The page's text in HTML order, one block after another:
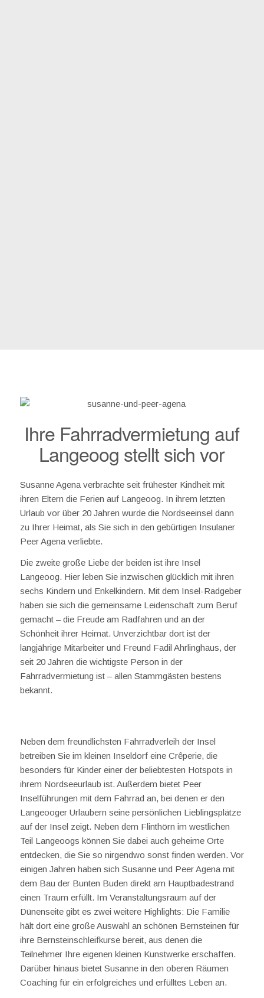
Ihre Fahrradvermietung auf
Langeoog stellt sich vor
Susanne Agena verbrachte seit frühester Kindheit mit
ihren Eltern die Ferien auf Langeoog. In ihrem letzten
Urlaub vor über 20 Jahren wurde die Nordseeinsel dann
zu Ihrer Heimat, als Sie sich in den gebürtigen Insulaner
Peer Agena verliebte.
Die zweite große Liebe der beiden ist ihre Insel
Langeoog. Hier leben Sie inzwischen glücklich mit ihren
sechs Kindern und Enkelkindern. Mit dem Insel-Radgeber
haben sie sich die gemeinsame Leidenschaft zum Beruf
gemacht – die Freude am Radfahren und an der
Schönheit ihrer Heimat. Unverzichtbar dort ist der
langjährige Mitarbeiter und Freund Fadil Ahrlinghaus, der
seit 20 Jahren die wichtigste Person in der
Fahrradvermietung ist – allen Stammgästen bestens
bekannt.
Neben dem freundlichsten Fahrradverleih der Insel
betreiben Sie im kleinen Inseldorf eine Crêperie, die
besonders für Kinder einer der beliebtesten Hotspots in
ihrem Nordseeurlaub ist. Außerdem bietet Peer
Inselführungen mit dem Fahrrad an, bei denen er den
Langeooger Urlaubern seine persönlichen Lieblingsplätze
auf der Insel zeigt. Neben dem Flinthörn im westlichen
Teil Langeoogs können Sie dabei auch geheime Orte
entdecken, die Sie so nirgendwo sonst finden werden. Vor
einigen Jahren haben sich Susanne und Peer Agena mit
dem Bau der Bunten Buden direkt am Hauptbadestrand
einen Traum erfüllt. Im Veranstaltungsraum auf der
Dünenseite gibt es zwei weitere Highlights: Die Familie
hält dort eine große Auswahl an schönen Bernsteinen für
ihre Bernsteinschleifkurse bereit, aus denen die
Teilnehmer Ihre eigenen kleinen Kunstwerke erschaffen.
Darüber hinaus bietet Susanne in den oberen Räumen
Coaching für ein erfolgreiches und erfülltes Leben an.